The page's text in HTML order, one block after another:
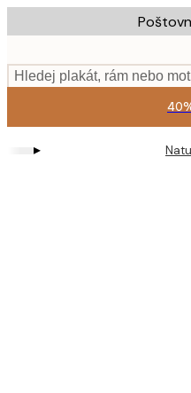
to
content.
Hledej plakát, rám nebo
▸